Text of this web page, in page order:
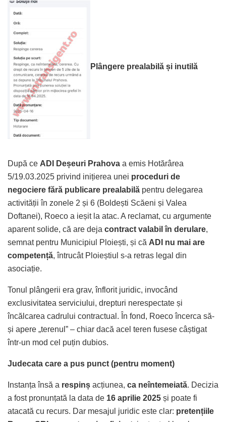
Plângere prealabilă și inutilă
După ce ADI Deșeuri Prahova a emis Hotărârea
5/19.03.2025 privind inițierea unei proceduri de
negociere fără publicare prealabilă pentru delegarea
activității în zonele 2 și 6 (Boldești Scăeni și Valea
Doftanei), Roeco a ieșit la atac. A reclamat, cu argumente
aparent solide, că are deja contract valabil în derulare,
semnat pentru Municipiul Ploiești, și că ADI nu mai are
competență, întrucât Ploieștiul s-a retras legal din
asociație.
Tonul plângerii era grav, înflorit juridic, invocând
exclusivitatea serviciului, drepturi nerespectate și
încălcarea cadrului contractual. În fond, Roeco încerca să-
și apere „terenul” – chiar dacă acel teren fusese câștigat
într-un mod cel puțin dubios.
Judecata care a pus punct (pentru moment)
Instanța însă a respinș acțiunea, ca neîntemeiată. Decizia
a fost pronunțată la data de 16 aprilie 2025 și poate fi
atacată cu recurs. Dar mesajul juridic este clar: pretențiile